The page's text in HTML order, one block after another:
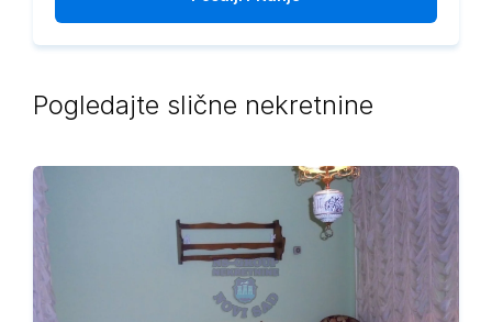
Pogledajte slične nekretnine